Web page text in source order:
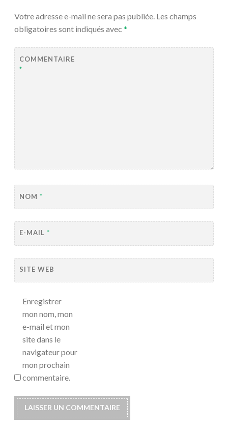
Votre adresse e-mail ne sera pas publiée. Les champs
obligatoires sont indiqués avec *
COMMENTAIRE
*
NOM *
E-MAIL *
SITE WEB
Enregistrer
mon nom, mon
e-mail et mon
site dans le
navigateur pour
mon prochain
commentaire.